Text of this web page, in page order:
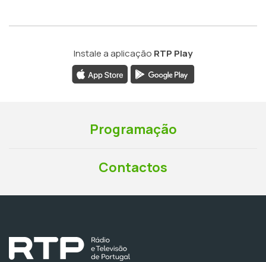
Instale a aplicação RTP Play
Programação
Contactos